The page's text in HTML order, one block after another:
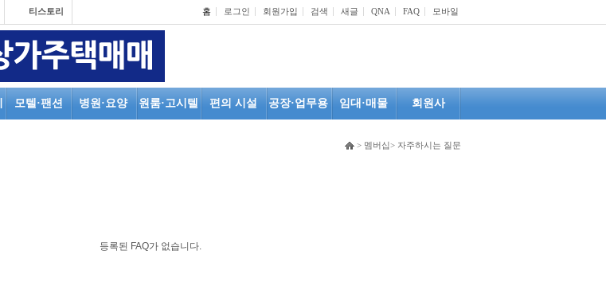
티스토리 홈 로그인 회원가입 검색 새글 QNA FAQ 모바일
모텔·팬션 병원·요양 원룸·고시텔 편의 시설 공장·업무용 임대·매물 회원사
> 멤버십> 자주하시는 질문
등록된 FAQ가 없습니다.